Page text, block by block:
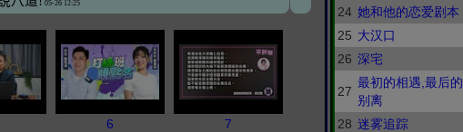
6 7
24 她和他的恋爱剧本
25 大汉口
26 深宅
27
最初的相遇,最后的
别离
28 迷雾追踪